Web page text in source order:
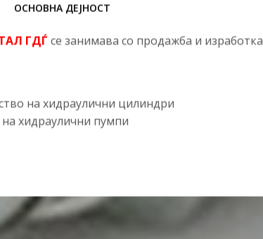
ОСНОВНА ДЕЈНОСТ
ГДЃ се занимава со продажба и изработка
на хидраулични цилиндри
хидраулични пумпи